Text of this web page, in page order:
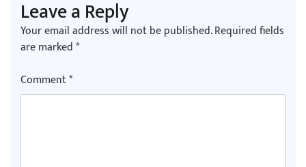
Leave a Reply
Your email address will not be published.Required fields
are marked*
Comment*